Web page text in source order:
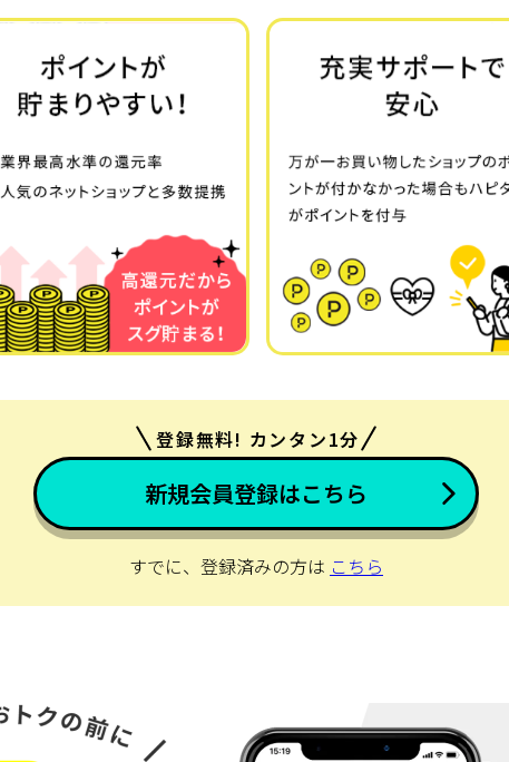
登録無料! カンタン1分
新規会員登録はこちら
すでに、登録済みの方は こちら